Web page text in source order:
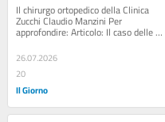
Manzini. Corruzione
prescritta ed esclusa
delinquere
Il chirurgo ortopedico della Clinica
Zucchi Claudio Manzini Per
approfondire: Articolo: Il caso delle
protesi sospette: "Un chirurgo...
26.07.2026
20
Il Giorno